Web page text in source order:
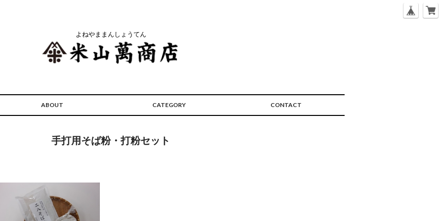
よねやままんしょうてん
ABOUT CATEGORY CONTACT
手打用そば粉・打粉セット